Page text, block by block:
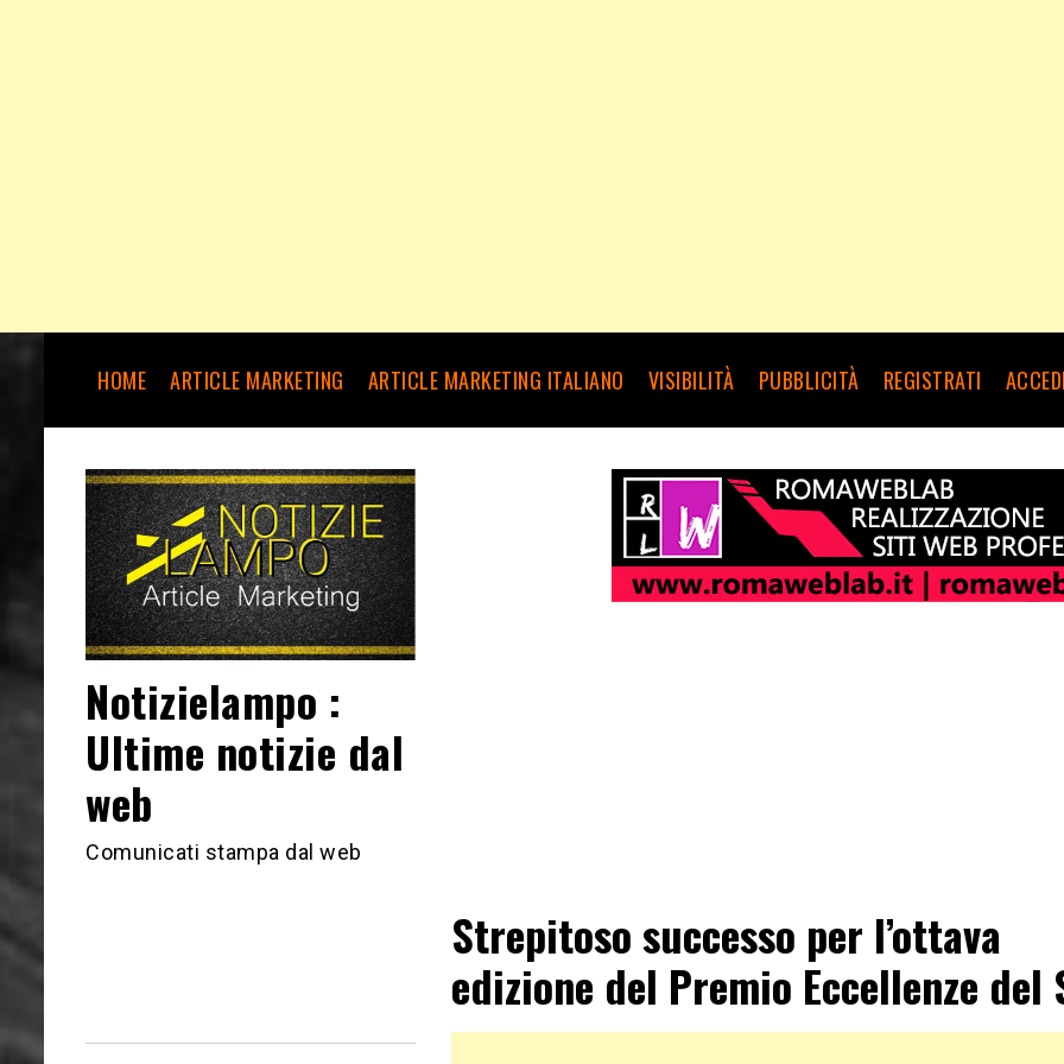
HOME ARTICLE MARKETING ARTICLE MARKETING ITALIANO VISIBILITÀ PUBBLICITÀ REGISTRATI
Notizielampo :
Ultime notizie dal
web
Comunicati stampa dal web
Strepitoso successo per l’ottava
edizione del Premio Eccellenze del